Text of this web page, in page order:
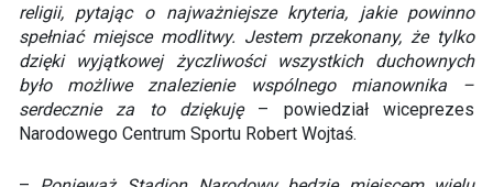
religii, pytając o najważniejsze kryteria, jakie powinno
spełniać miejsce modlitwy. Jestem przekonany, że tylko
dzięki wyjątkowej życzliwości wszystkich duchownych
było możliwe znalezienie wspólnego mianownika –
serdecznie za to dziękuję– powiedział wiceprezes
Narodowego Centrum Sportu Robert Wojtaś.